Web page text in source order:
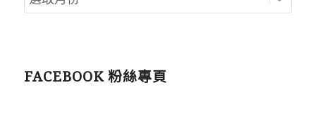
FACEBOOK 粉絲專頁